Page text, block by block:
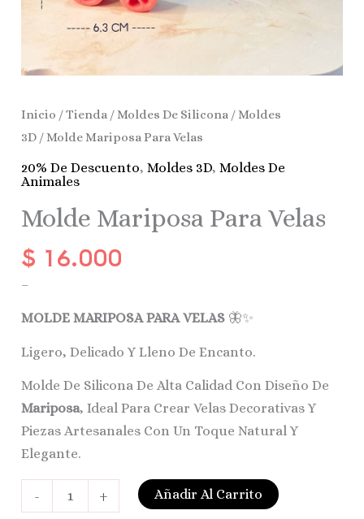
Inicio /Tienda /Moldes De Silicona /Moldes
3D / Molde Mariposa Para Velas
20% De Descuento,Moldes 3D,Moldes De
Animales
Molde Mariposa Para Velas
$ 16.000
–
MOLDE MARIPOSA PARA VELAS 🦋✨
Ligero, Delicado Y Lleno De Encanto.
Molde De Silicona De Alta Calidad Con Diseño De
Mariposa, Ideal Para Crear Velas Decorativas Y
Piezas Artesanales Con Un Toque Natural Y
Elegante.
- + Añadir Al Carrito